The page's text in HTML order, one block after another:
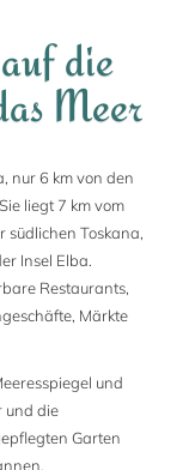
die
Meer
nur 6 km von den
liegt 7 km vom
südlichen Toskana,
Insel Elba.
Restaurants,
Märkte
und
und die
Garten